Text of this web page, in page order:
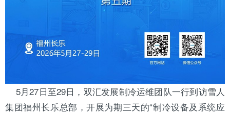
5月27日至29日， 双汇发展制冷运维团队一行到访雪人
集团福州长乐总部，开展为期三天的“制冷设备及系统应